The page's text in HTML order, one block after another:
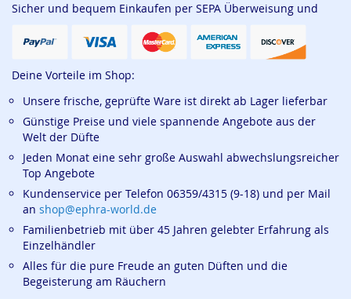
Sicher und bequem Einkaufen per SEPA Überweisung und
Deine Vorteile im Shop:
Unsere frische, geprüfte Ware ist direkt ab Lager lieferbar
Günstige Preise und viele spannende Angebote aus der
Welt der Düfte
Jeden Monat eine sehr große Auswahl abwechslungsreicher
Top Angebote
Kundenservice per Telefon 06359/4315 (9-18) und per Mail
an shop@ephra-world.de
Familienbetrieb mit über 45 Jahren gelebter Erfahrung als
Einzelhändler
Alles für die pure Freude an guten Düften und die
Begeisterung am Räuchern